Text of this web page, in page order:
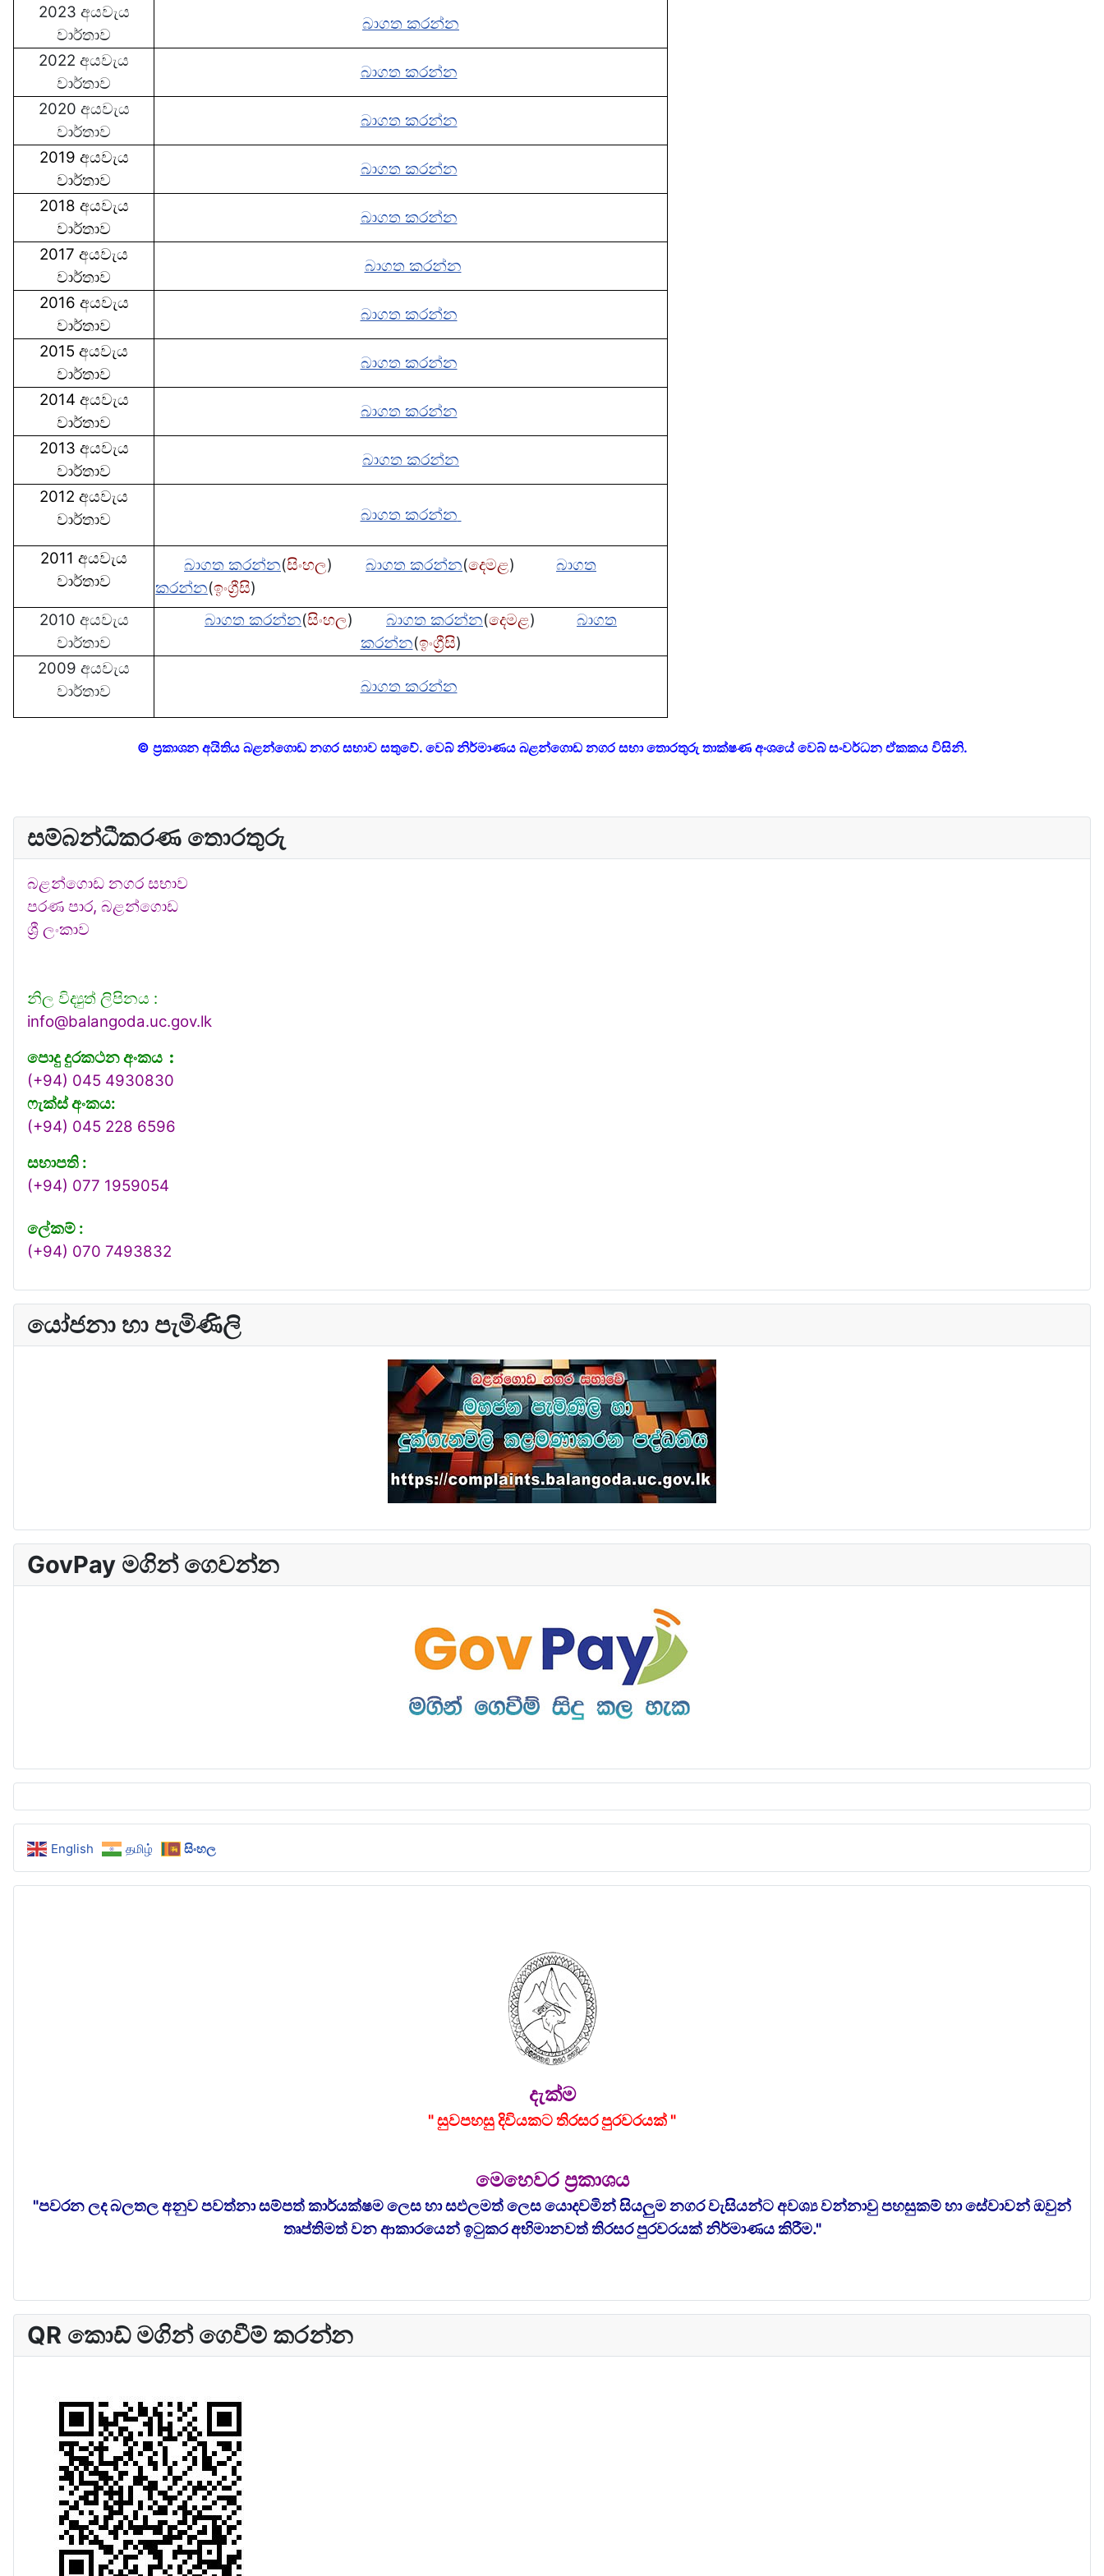
සම්බන්ධීකරණ තොරතුරු
බළන්ගොඩ නගර සභාව
පරණ පාර, බළන්ගොඩ
ශ්‍රී ලංකාව
නිල විද්‍යුත් ලිපිනය :
info@balangoda.uc.gov.lk
පොදු දුරකථන අංකය :
(+94) 045 4930830
ෆැක්ස් අංකය:
(+94) 045 228 6596
සභාපති :
(+94) 077 1959054
ලේකම් :
(+94) 070 7493832
යෝජනා හා පැමිණිලි
GovPay මගින් ගෙවන්න
English தமிழ் සිංහල
දැක්ම
" සුවපහසු දිවියකට තිරසර පුරවරයක් "
මෙහෙවර ප්‍රකාශය
"පවරන ලද බලතල අනුව පවත්නා සම්පත් කාර්යක්ෂම ලෙස හා සඵලමත් ලෙස යොදවමින් සියලුම නගර වැසියන්ට අවශ්‍ය වන්නාවු පහසුකම් හා සේවාවන් ඔවුන්
තෘප්තිමත් වන ආකාරයෙන් ඉටුකර අභිමානවත් තිරසර පුරවරයක් නිර්මාණය කිරීම."
QR කොඩ් මගින් ගෙවීම් කරන්න
2023 අයවැය
වාර්තාව
බාගත කරන්න
2022 අයවැය
වාර්තාව
බාගත කරන්න
2020 අයවැය
වාර්තාව
බාගත කරන්න
2019 අයවැය
වාර්තාව
බාගත කරන්න
2018 අයවැය
වාර්තාව
බාගත කරන්න
2017 අයවැය
වාර්තාව
බාගත කරන්න
2016 අයවැය
වාර්තාව
බාගත කරන්න
2015 අයවැය
වාර්තාව
බාගත කරන්න
2014 අයවැය
වාර්තාව
බාගත කරන්න
2013 අයවැය
වාර්තාව
බාගත කරන්න
2012 අයවැය
වාර්තාව
බාගත කරන්න
2011 අයවැය
වාර්තාව
බාග‍ත කරන්න(සිංහල) බාග‍ත කරන්න(දෙමළ)
බාග‍ත
කරන්න(ඉංග්‍රීසි)
2010 අයවැය
වාර්තාව
බාග‍ත කරන්න(සිංහල) බාග‍ත කරන්න(දෙමළ)
බාග‍ත
කරන්න(ඉංග්‍රීසි)
2009 අයවැය
වාර්තාව
බාග‍ත කරන්න
© ප්‍රකාශන අයිතිය බළන්ගොඩ නගර සභාව සතුවේ. වෙබ් නිර්මාණය බළන්ගොඩ නගර සභා තොරතුරු තාක්ෂණ අංශයේ වෙබ් සංවර්ධන ඒකකය විසිනි.